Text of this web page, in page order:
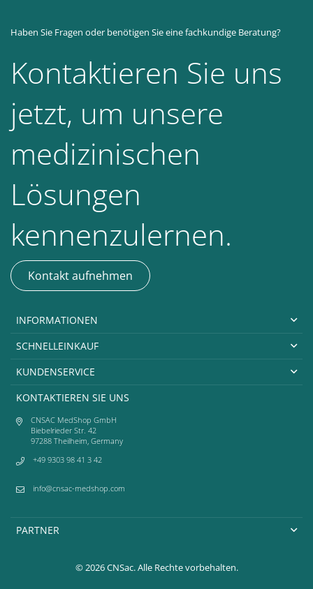
Haben Sie Fragen oder benötigen Sie eine fachkundige Beratung?
Kontaktieren Sie uns
jetzt, um unsere
medizinischen
Lösungen
kennenzulernen.
Kontakt aufnehmen
INFORMATIONEN
SCHNELLEINKAUF
KUNDENSERVICE
KONTAKTIEREN SIE UNS
CNSAC MedShop GmbH
Biebelrieder Str. 42
97288 Theilheim, Germany
+49 9303 98 41 3 42
info@cnsac-medshop.com
PARTNER
© 2026 CNSac. Alle Rechte vorbehalten.